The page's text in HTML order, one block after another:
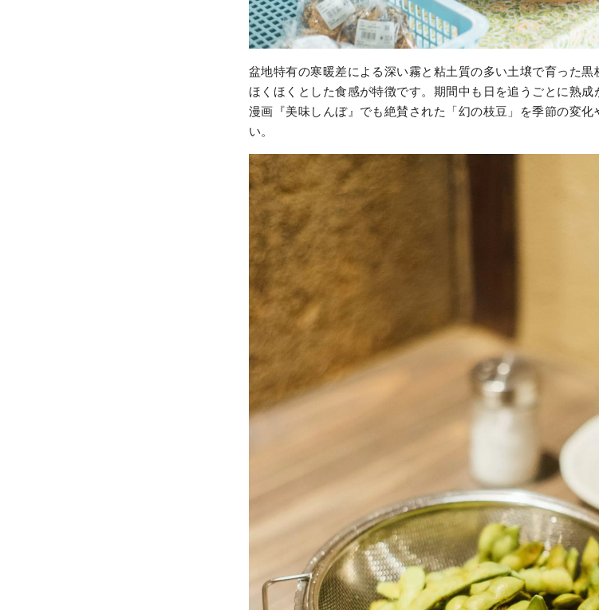
盆地特有の寒暖差による深い霧と粘土質の多い土壌で育った黒
ほくほくとした食感が特徴です。期間中も日を追うごとに熟
漫画『美味しんぼ』でも絶賛された「幻の枝豆」を季節の変
い。